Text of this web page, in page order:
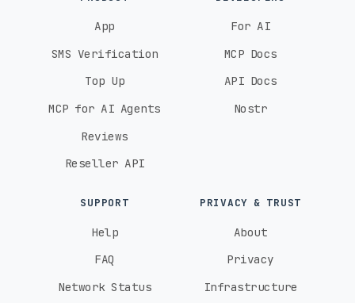
App
SMS Verification
Top Up
MCP for AI Agents
Reviews
Reseller API
For AI
MCP Docs
API Docs
Nostr
SUPPORT
Help
FAQ
Network Status
PRIVACY & TRUST
About
Privacy
Infrastructure